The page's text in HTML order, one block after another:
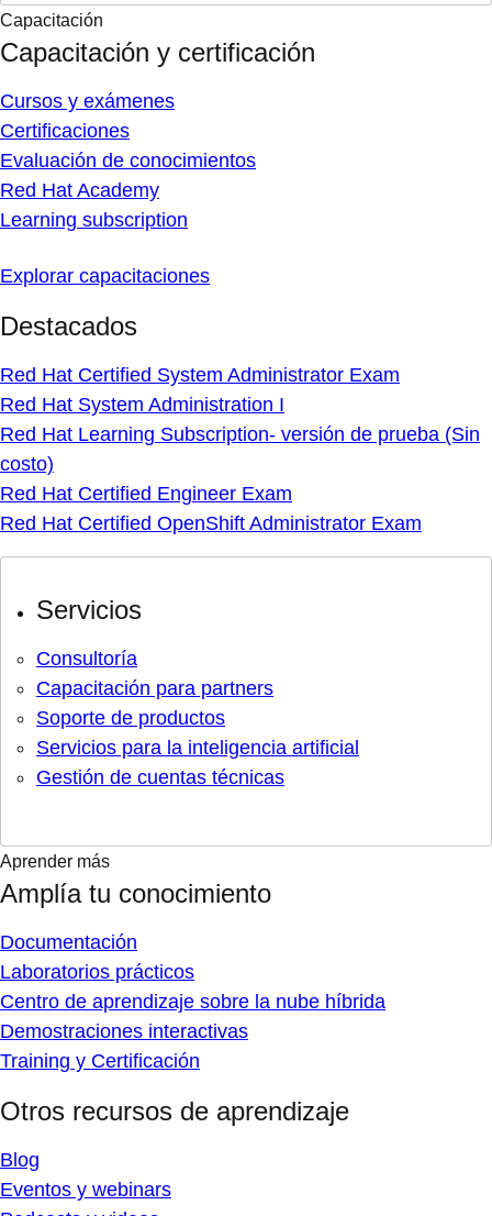
Capacitación
Capacitación y certificación
Cursos y exámenes
Certificaciones
Evaluación de conocimientos
Red Hat Academy
Learning subscription
Explorar capacitaciones
Destacados
Red Hat Certified System Administrator Exam
Red Hat System Administration I
Red Hat Learning Subscription- versión de prueba (Sin
costo)
Red Hat Certified Engineer Exam
Red Hat Certified OpenShift Administrator Exam
Servicios
Consultoría
Capacitación para partners
Soporte de productos
Servicios para la inteligencia artificial
Gestión de cuentas técnicas
Aprender más
Amplía tu conocimiento
Documentación
Laboratorios prácticos
Centro de aprendizaje sobre la nube híbrida
Demostraciones interactivas
Training y Certificación
Otros recursos de aprendizaje
Blog
Eventos y webinars